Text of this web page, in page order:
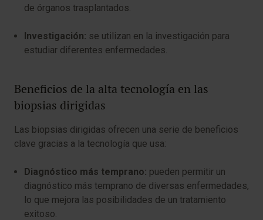
de órganos trasplantados.
Investigación: se utilizan en la investigación para
estudiar diferentes enfermedades.
Beneficios de la alta tecnología en las
biopsias dirigidas
Las biopsias dirigidas ofrecen una serie de beneficios
clave gracias a la tecnología que usa:
Diagnóstico más temprano: pueden permitir un
diagnóstico más temprano de diversas enfermedades,
lo que mejora las posibilidades de un tratamiento
exitoso.